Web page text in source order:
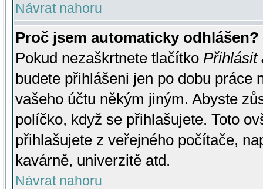
Návrat nahoru
Proč jsem automaticky odhlášen?
Pokud nezaškrtnete tlačítko Přihlásit
budete přihlášeni jen po dobu práce
vašeho účtu někým jiným. Abyste
políčko, když se přihlašujete. Toto
přihlašujete z veřejného počítače,
kavárně, univerzitě atd.
Návrat nahoru